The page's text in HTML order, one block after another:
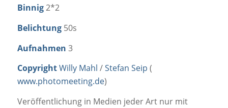
Binnig2*2
Belichtung50s
Aufnahmen 3
Copyright Willy Mahl /Stefan Seip (
www.photomeeting.de)
Veröffentlichung in Medien jeder Art nur mit